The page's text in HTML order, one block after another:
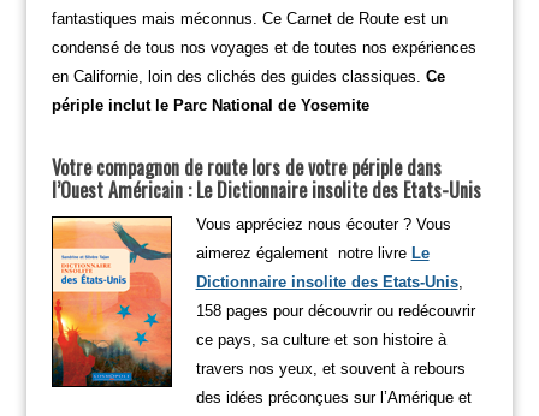
fantastiques mais méconnus. Ce Carnet de Route est un
condensé de tous nos voyages et de toutes nos expériences
en Californie, loin des clichés des guides classiques. Ce
périple inclut le Parc National de Yosemite
Votre compagnon de route lors de votre périple dans
l’Ouest Américain : Le Dictionnaire insolite des Etats-Unis
Vous appréciez nous écouter ? Vous
aimerez également notre livre Le
Dictionnaire insolite des Etats-Unis,
158 pages pour découvrir ou redécouvrir
ce pays, sa culture et son histoire à
travers nos yeux, et souvent à rebours
des idées préconçues sur l’Amérique et